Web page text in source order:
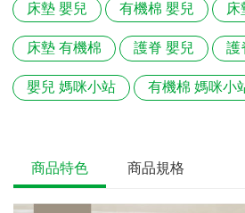
床墊 嬰兒
有機棉 嬰兒 床
床墊 有機棉 護脊 嬰兒 護
嬰兒 媽咪小站 有機棉 媽咪小
商品特色 商品規格